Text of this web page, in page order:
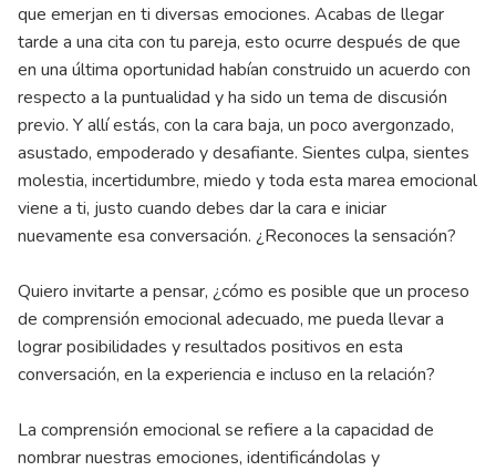
que emerjan en ti diversas emociones. Acabas de llegar
tarde a una cita con tu pareja, esto ocurre después de que
en una última oportunidad habían construido un acuerdo con
respecto a la puntualidad y ha sido un tema de discusión
previo. Y allí estás, con la cara baja, un poco avergonzado,
asustado, empoderado y desafiante. Sientes culpa, sientes
molestia, incertidumbre, miedo y toda esta marea emocional
viene a ti, justo cuando debes dar la cara e iniciar
nuevamente esa conversación. ¿Reconoces la sensación?
Quiero invitarte a pensar, ¿cómo es posible que un proceso
de comprensión emocional adecuado, me pueda llevar a
lograr posibilidades y resultados positivos en esta
conversación, en la experiencia e incluso en la relación?
La comprensión emocional se refiere a la capacidad de
nombrar nuestras emociones, identificándolas y